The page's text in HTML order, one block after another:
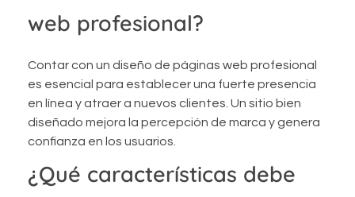
web profesional?
Contar con un diseño de páginas web profesional
es esencial para establecer una fuerte presencia
en línea y atraer a nuevos clientes. Un sitio bien
diseñado mejora la percepción de marca y genera
confianza en los usuarios.
¿Qué características debe